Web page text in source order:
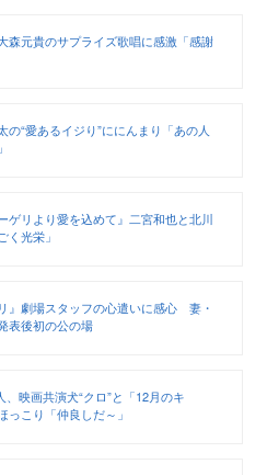
森元貴のサプライズ歌唱に感激「感謝
の“愛あるイジり”ににんまり「あの人
ゲリより愛を込めて』二宮和也と北川
く光栄」
』劇場スタッフの心遣いに感心 妻・
表後初の公の場
映画共演犬“クロ”と「12月のキ
こり「仲良しだ～」